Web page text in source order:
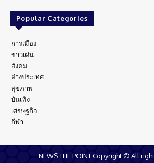
Popular Categories
การเมือง
ข่าวเด่น
สังคม
ต่างประเทศ
สุขภาพ
บันเทิง
เศรษฐกิจ
กีฬา
NEWS THE POINT Copyright © All